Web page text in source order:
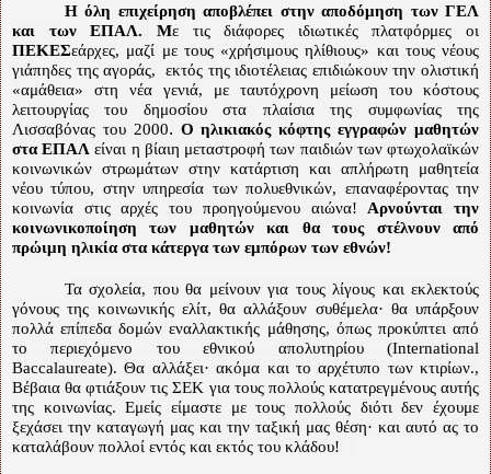
Η όλη επιχείρηση αποβλέπει στην αποδόμηση των ΓΕΛ
και των ΕΠΑΛ. Με τις διάφορες ιδιωτικές πλατφόρμες οι
ΠΕΚΕΣεάρχες, μαζί με τους «χρήσιμους ηλίθιους» και τους νέους
γιάπηδες της αγοράς,
εκτός της ιδιοτέλειας επιδιώκουν την ολιστική
«αμάθεια» στη νέα γενιά, με ταυτόχρονη μείωση του κόστους
λειτουργίας του δημοσίου στα πλαίσια της συμφωνίας της
Λισσαβόνας του 2000. Ο ηλικιακός κόφτης εγγραφών μαθητών
στα ΕΠΑΛ είναι η βίαιη μεταστροφή των παιδιών των φτωχολαϊκών
κοινωνικών στρωμάτων στην κατάρτιση και απλήρωτη μαθητεία
νέου τύπου, στην υπηρεσία των πολυεθνικών, επαναφέροντας την
κοινωνία στις αρχές του προηγούμενου αιώνα! Αρνούνται την
κοινωνικοποίηση των μαθητών και θα τους στέλνουν από
πρώιμη ηλικία στα κάτεργα των εμπόρων των εθνών!
Τα σχολεία, που θα μείνουν για τους λίγους και εκλεκτούς
γόνους της κοινωνικής ελίτ, θα αλλάξουν συθέμελα· θα υπάρξουν
πολλά επίπεδα δομών εναλλακτικής μάθησης, όπως προκύπτει από
το περιεχόμενο του εθνικού απολυτηρίου (International
Baccalaureate). Θα αλλάξει· ακόμα και το αρχέτυπο των κτιρίων.,
Βέβαια θα φτιάξουν τις ΣΕΚ για τους πολλούς κατατρεγμένους αυτής
της κοινωνίας. Εμείς είμαστε με τους πολλούς διότι δεν έχουμε
ξεχάσει την καταγωγή μας και την ταξική μας θέση· και αυτό ας το
καταλάβουν πολλοί εντός και εκτός του κλάδου!